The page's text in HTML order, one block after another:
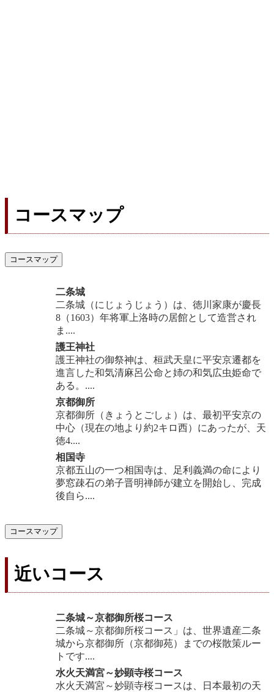
コースマップ
コースマップ
二条城
二条城（にじょうじょう）は、徳川家康が慶長
8（1603）年将軍上洛時の居館として造営され
ま....
護王神社
護王神社の御祭神は、桓武天皇に平安京遷都を
進言した和気清麻呂公命と姉の和気広虫姫命で
ある。....
京都御所
京都御所（きょうとごしょ）は、最初平安京の
中心（現在の地より約2キロ西）にあったが、天
徳4....
相国寺
京都五山の一つ相国寺は、足利義満の命により
夢窓疎石の弟子晋明禅師が建立を開始し、完成
後自ら....
コースマップ
近いコース
二条城～京都御所桜コース
二条城～京都御所桜コース」は、世界遺産二条
城から京都御所（京都御苑）までの桜散策ルー
トです....
水火天満宮～妙顕寺桜コース
水火天満宮～妙顕寺桜コースは、日本最初の天